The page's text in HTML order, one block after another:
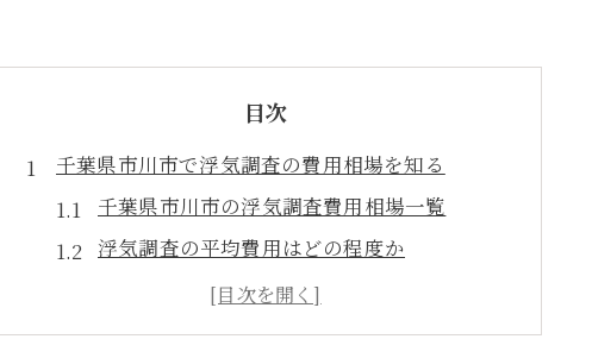
目次
千葉県市川市で浮気調査の費用相場を知る
千葉県市川市の浮気調査費用相場一覧
浮気調査の平均費用はどの程度か
相場から見る適正な浮気調査料金の特徴
費用が高額になるケースとは何か